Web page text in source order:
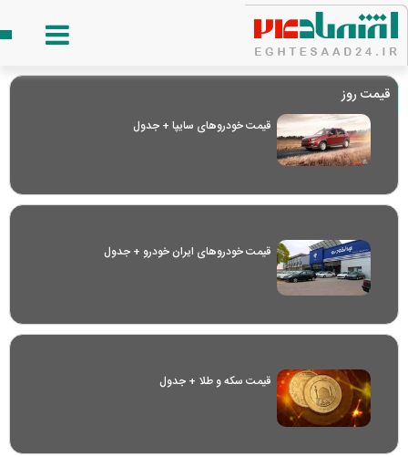
قیمت روز
قیمت خودرو‌های سایپا + جدول
قیمت خودرو‌های ایران خودرو + جدول
قیمت سکه و طلا + جدول